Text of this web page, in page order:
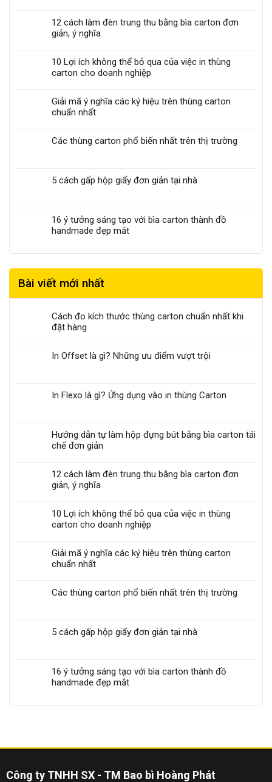
12 cách làm đèn trung thu bằng bìa carton đơn
giản, ý nghĩa
10 Lợi ích không thể bỏ qua của việc in thùng
carton cho doanh nghiệp
Giải mã ý nghĩa các ký hiệu trên thùng carton
chuẩn nhất
Các thùng carton phổ biến nhất trên thị trường
5 cách gấp hộp giấy đơn giản tại nhà
16 ý tưởng sáng tạo với bìa carton thành đồ
handmade đẹp mắt
Bài viết mới nhất
Cách đo kích thước thùng carton chuẩn nhất khi
đặt hàng
In Offset là gì? Những ưu điểm vượt trội
In Flexo là gì? Ứng dụng vào in thùng Carton
Hướng dẫn tự làm hộp đựng bút bằng bìa carton tái
chế đơn giản
12 cách làm đèn trung thu bằng bìa carton đơn
giản, ý nghĩa
10 Lợi ích không thể bỏ qua của việc in thùng
carton cho doanh nghiệp
Giải mã ý nghĩa các ký hiệu trên thùng carton
chuẩn nhất
Các thùng carton phổ biến nhất trên thị trường
5 cách gấp hộp giấy đơn giản tại nhà
16 ý tưởng sáng tạo với bìa carton thành đồ
handmade đẹp mắt
Công ty TNHH SX - TM Bao bì Hoàng Phát